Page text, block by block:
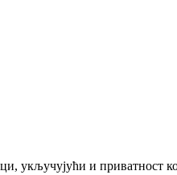
укључујући и приватност